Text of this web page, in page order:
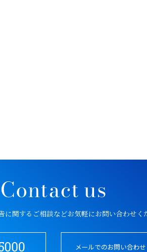
に関するご相談などお気軽にお問い合わせく
メールでのお問い合わせ